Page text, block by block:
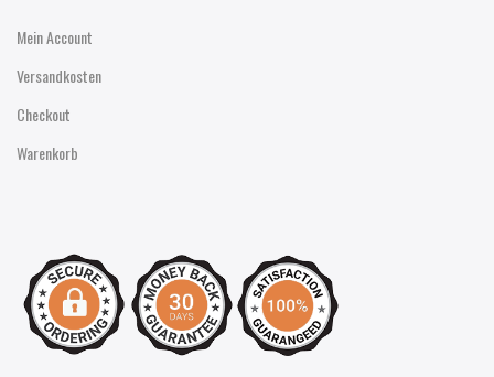
Mein Account
Versandkosten
Checkout
Warenkorb